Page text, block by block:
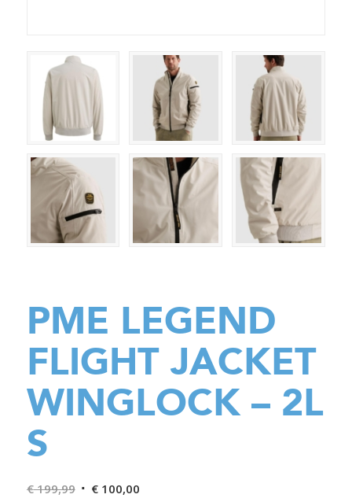
PME LEGEND
FLIGHT JACKET
WINGLOCK – 2L
S
€199,99 Oorspronkelijke
€100,00Huidige